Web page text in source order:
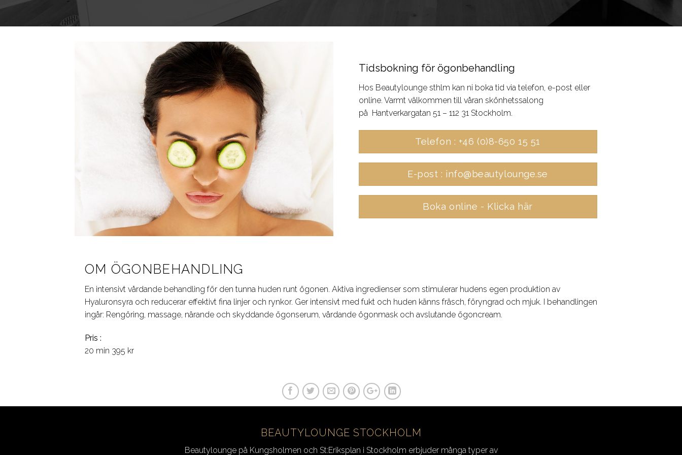
Tidsbokning för ögonbehandling
Hos Beautylounge sthlm kan ni boka tid via telefon, e-post eller
online. Varmt välkommen till våran skönhetssalong
på Hantverkargatan 51 – 112 31 Stockholm.
Telefon : +46 (0)8-650 15 51
E-post : info@beautylounge.se
Boka online - Klicka här
OM ÖGONBEHANDLING
En intensivt vårdande behandling för den tunna huden runt ögonen. Aktiva ingredienser som stimulerar hudens egen produktion av
Hyaluronsyra och reducerar effektivt fina linjer och rynkor. Ger intensivt med fukt och huden känns fräsch, föryngrad och mjuk. I behandlingen
ingår: Rengöring, massage, närande och skyddande ögonserum, vårdande ögonmask och avslutande ögoncream.
Pris :
20 min 395 kr
BEAUTYLOUNGE STOCKHOLM
Beautylounge på Kungsholmen och St:Eriksplan i Stockholm erbjuder många typer av